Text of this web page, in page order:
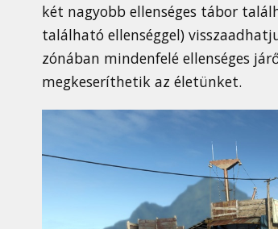
két nagyobb ellenséges tábor
található ellenséggel)
zónában mindenfelé ellenséges
megkeseríthetik az életünket.